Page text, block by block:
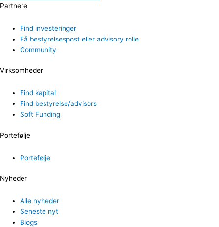
Partnere
Find investeringer
Få bestyrelsespost eller advisory rolle
Community
Virksomheder
Find kapital
Find bestyrelse/advisors
Soft Funding
Portefølje
Portefølje
Nyheder
Alle nyheder
Seneste nyt
Blogs